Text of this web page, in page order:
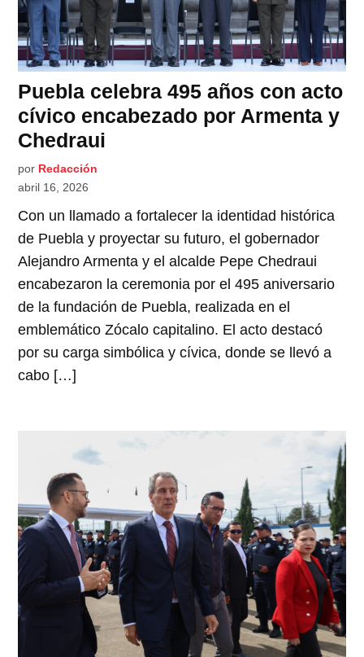
Puebla celebra 495 años con acto
cívico encabezado por Armenta y
Chedraui
por Redacción
abril 16, 2026
Con un llamado a fortalecer la identidad histórica
de Puebla y proyectar su futuro, el gobernador
Alejandro Armenta y el alcalde Pepe Chedraui
encabezaron la ceremonia por el 495 aniversario
de la fundación de Puebla, realizada en el
emblemático Zócalo capitalino. El acto destacó
por su carga simbólica y cívica, donde se llevó a
cabo […]